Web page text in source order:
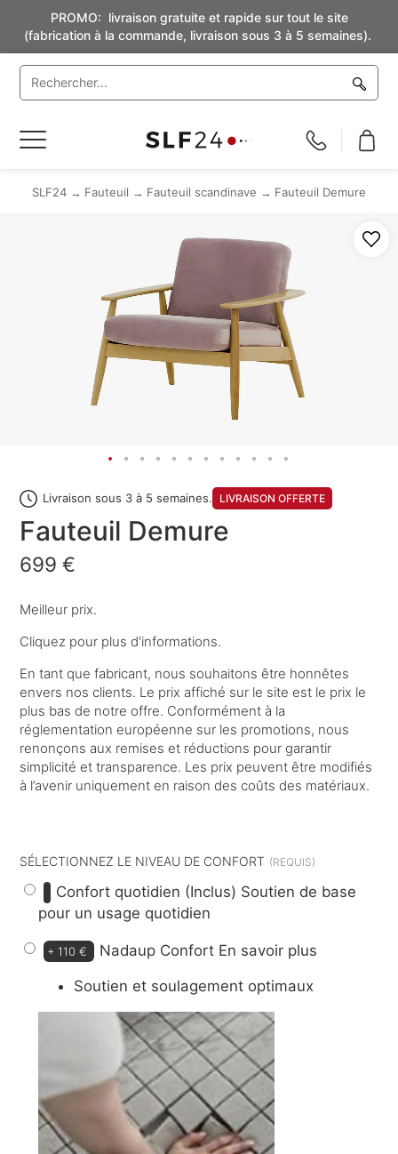
PROMO: livraison gratuite et rapide sur tout le site
(fabrication à la commande, livraison sous 3 à 5 semaines).
Basculer
SLF24 Fauteuil Fauteuil scandinave Fauteuil Demure
Livraison sous 3 à 5 semaines. LIVRAISON OFFERTE
Fauteuil Demure
699 €
Meilleur prix.
Cliquez pour plus d'informations.
En tant que fabricant, nous souhaitons être honnêtes
envers nos clients. Le prix affiché sur le site est le prix le
plus bas de notre offre. Conformément à la
réglementation européenne sur les promotions, nous
renonçons aux remises et réductions pour garantir
simplicité et transparence. Les prix peuvent être modifiés
à l’avenir uniquement en raison des coûts des matériaux.
SÉLECTIONNEZ LE NIVEAU DE CONFORT
Confort quotidien (Inclus) Soutien de base
pour un usage quotidien
+110 € Nadaup Confort En savoir plus
Soutien et soulagement optimaux